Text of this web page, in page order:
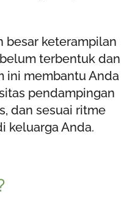
besar keterampilan
terbentuk dan
ini membantu Anda
pendampingan
dan sesuai ritme
keluarga Anda.